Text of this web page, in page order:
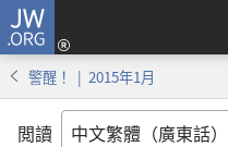
JW.ORG
警醒！ | 2015年1月
閲讀